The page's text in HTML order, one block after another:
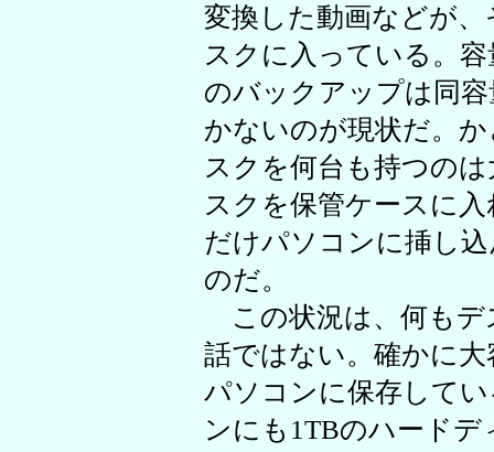
変換した動画などが
スクに入っている。
のバックアップは同
かないのが現状だ。
スクを何台も持つの
スクを保管ケースに
だけパソコンに挿し
のだ。
この状況は、何もデ
話ではない。確かに
パソコンに保存して
ンにも1TBのハードデ